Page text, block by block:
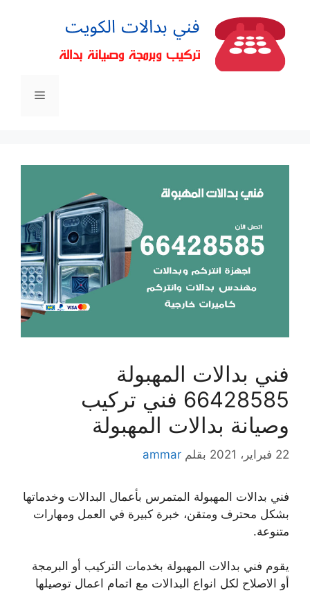
فني بدالات المهبولة
66428585 فني تركيب
وصيانة بدالات المهبولة
22 فبراير، 2021 بقلم ammar
فني بدالات المهبولة المتمرس بأعمال البدالات وخدماتها
بشكل محترف ومتقن، خبرة كبيرة في العمل ومهارات
متنوعة.
يقوم فني بدالات المهبولة بخدمات التركيب أو البرمجة
أو الاصلاح لكل انواع البدالات مع اتمام اعمال توصيلها